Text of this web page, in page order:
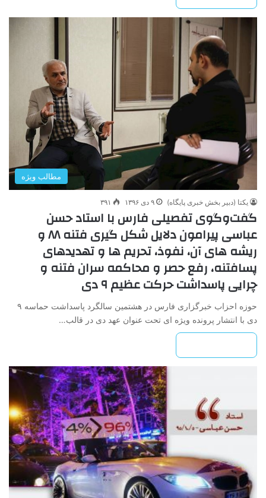
مطالب ویژه
یکتا (دبیر بخش خبری پایگاه) ۹ دی ۱۳۹۶ ۳۹۱
گفت‌و‌گوی تفصیلی فارس با استاد حسن
عباسی پیرامون دلایل شکل گیری فتنه ۸۸ و
ریشه های آن، نفوذ، تحریم ها و تهدیدهای
پسافتنه، رفع حصر و محاکمه سران فتنه و
چرایی پاسداشت حرکت عظیم ۹ دی
حوزه احزاب خبرگزاری فارس در هشتمین سالگرد پاسداشت حماسه ۹
دی با انتشار پرونده ویژه ای تحت عنوان عهد دی در قالب…